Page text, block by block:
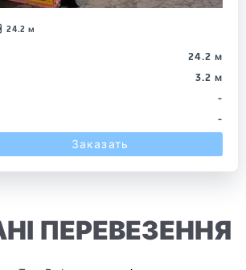
24.2 м
24.2 м
3.2 м
-
-
Заказать
ПЕРЕВЕЗЕННЯ